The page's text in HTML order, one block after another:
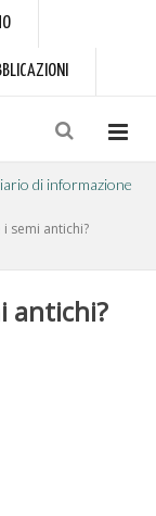
di informazione
semi antichi?
antichi?